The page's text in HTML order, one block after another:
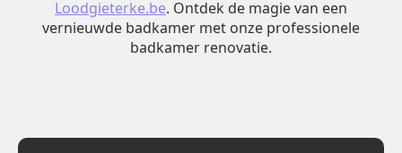
Loodgieterke.be. Ontdek de magie van een
vernieuwde badkamer met onze professionele
badkamer renovatie.